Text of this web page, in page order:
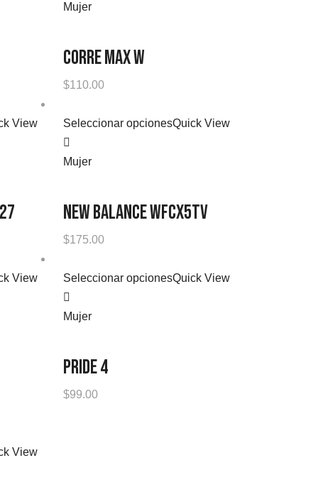
Mujer
CORRE MAX W
$110.00
View Seleccionar opcionesQuick View
Mujer
NEW BALANCE WFCX5TV
$175.00
View Seleccionar opcionesQuick View
Mujer
PRIDE 4
$99.00
View